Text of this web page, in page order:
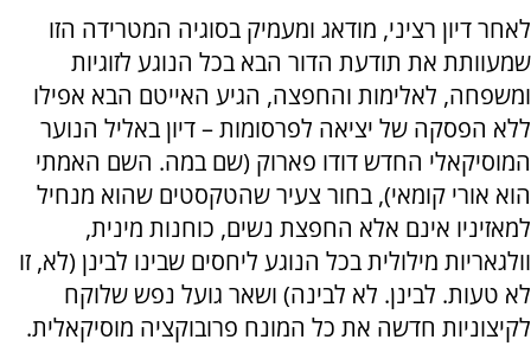
לאחר דיון רציני, מודאג ומעמיק בסוגיה המטרידה הזו
שמעוותת את תודעת הדור הבא בכל הנוגע לזוגיות
ומשפחה, לאלימות והחפצה, הגיע האייטם הבא אפילו
ללא הפסקה של יציאה לפרסומות – דיון באליל הנוער
המוסיקאלי החדש דודו פארוק (שם במה. השם האמתי
הוא אורי קומאי), בחור צעיר שהטקסטים שהוא מנחיל
למאזיניו אינם אלא החפצת נשים, כוחנות מינית,
וולגאריות מילולית בכל הנוגע ליחסים שבינו לבינן (לא, זו
לא טעות. לבינן. לא לבינה) ושאר גועל נפש שלוקח
לקיצוניות חדשה את כל המונח פרובוקציה מוסיקאלית.